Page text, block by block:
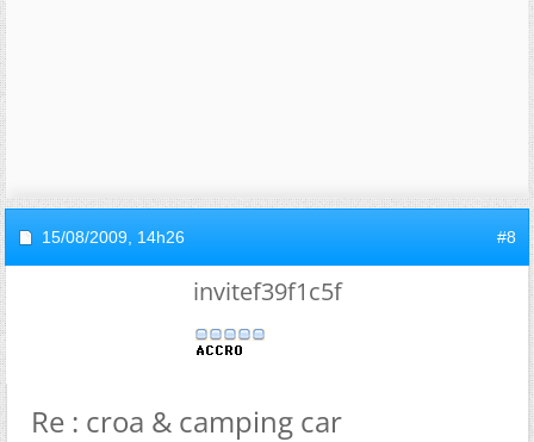
15/08/2009, 14h26 #8
invitef39f1c5f
Re : croa & camping car